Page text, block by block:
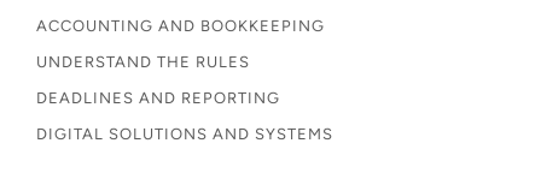
ACCOUNTING AND BOOKKEEPING
UNDERSTAND THE RULES
DEADLINES AND REPORTING
DIGITAL SOLUTIONS AND SYSTEMS